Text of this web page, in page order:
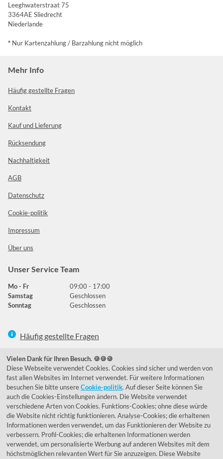
Leeghwaterstraat 75
3364AE Sliedrecht
Niederlande
* Nur Kartenzahlung / Barzahlung nicht möglich
Mehr Info
Häufig gestellte Fragen
Kontakt
Kauf und Lieferung
Rücksendung
Nachhaltigkeit
AGB
Datenschutz
Cookie-politik
Impressum
Über uns
Unser Service Team
Mo - Fr
09:00 - 17:00
Samstag
Geschlossen
Sonntag
Geschlossen
Häufig gestellte Fragen
039292 - 678215
de@lumidora.com
FacebookInstagram
Kundenmeinungen
Exzellent - eKomi.de
Vielen Dank für Ihren Besuch. 🍪🍪🍪
Diese Webseite verwendet Cookies. Cookies sind sicher und werden von
fast allen Websites im Internet verwendet. Für weitere Informationen
besuchen Sie bitte unsereCookie-politik. Auf dieser Seite können Sie
auch die Cookies-Einstellungen ändern. Die Website verwendet
verschiedene Arten von Cookies. Funktions-Cookies; ohne diese würde
die Website nicht richtig funktionieren. Analyse-Cookies; die erhaltenen
Informationen werden verwendet, um das Funktionieren der Website zu
verbessern. Profil-Cookies; die erhaltenen Informationen werden
verwendet, um personalisierte Werbung auf anderen Websites mit dem
höchstmöglichen relevanten Wert für Sie anzuzeigen. Diese Website